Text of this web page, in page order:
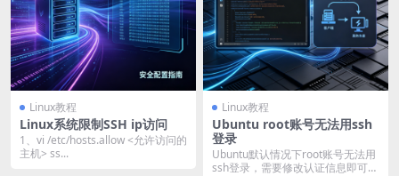
Linux教程
Linux系统限制SSH ip访问
1、vi /etc/hosts.allow <允许访问的
主机> ss...
Linux教程
Ubuntu root账号无法用ssh
登录
Ubuntu默认情况下root账号无法用
ssh登录，需要修改认证信息即可。